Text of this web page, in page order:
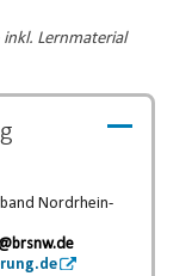
Lernmaterial
Nordrhein-